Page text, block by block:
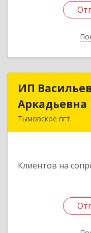
ИП
Аркадьевна
Тымовское пгт.
Клиентов на